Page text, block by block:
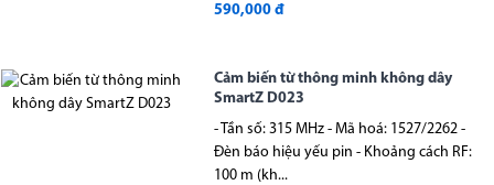
590,000 đ
Cảm biến từ thông minh không dây
SmartZ D023
- Tần số: 315 MHz - Mã hoá: 1527/2262 -
Đèn báo hiệu yếu pin - Khoảng cách RF:
100 m (kh...